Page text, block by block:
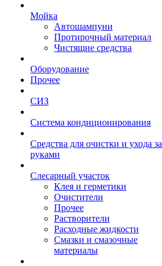
Мойка
Автошампуни
Протирочный материал
Чистящие средства
Оборудование
Прочее
СИЗ
Система кондиционирования
Средства для очистки и ухода за
руками
Слесарный участок
Клея и герметики
Очистители
Прочее
Растворители
Расходные жидкости
Смазки и смазочные
материалы